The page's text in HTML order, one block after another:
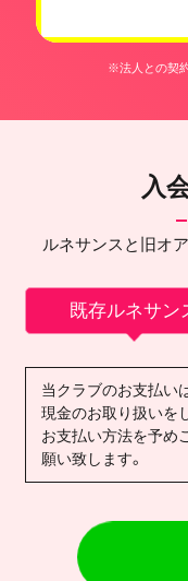
※法人との契
入
ルネサンスと旧オ
既存ルネサン
当クラブのお支払い
現金のお取り扱いを
お支払い方法を予め
願い致します。